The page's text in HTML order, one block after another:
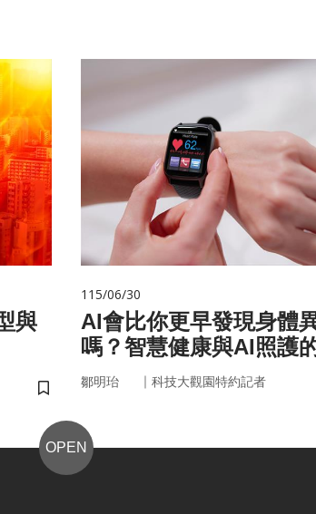
與
儲存書籤
115/06/30
AI會比你更早發現身體
嗎？智慧健康與AI照護
來
鄒明珆 ｜ 科技大觀園特約記者
OPEN